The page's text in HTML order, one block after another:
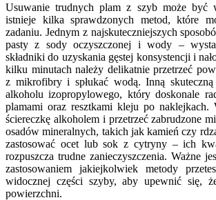
Usuwanie trudnych plam z szyb może być
istnieje kilka sprawdzonych metod, które
zadaniu. Jednym z najskuteczniejszych
pasty z sody oczyszczonej i wody –
składniki do uzyskania gęstej konsystencji i
kilku minutach należy delikatnie przetrzeć
z mikrofibry i spłukać wodą. Inną
alkoholu izopropylowego, który doskonale
plamami oraz resztkami kleju po naklejkach.
ściereczkę alkoholem i przetrzeć zabrudzone
osadów mineralnych, takich jak kamień czy
zastosować ocet lub sok z cytryny – ich
rozpuszcza trudne zanieczyszczenia. Ważne
zastosowaniem jakiejkolwiek metody
widocznej części szyby, aby upewnić się,
powierzchni.